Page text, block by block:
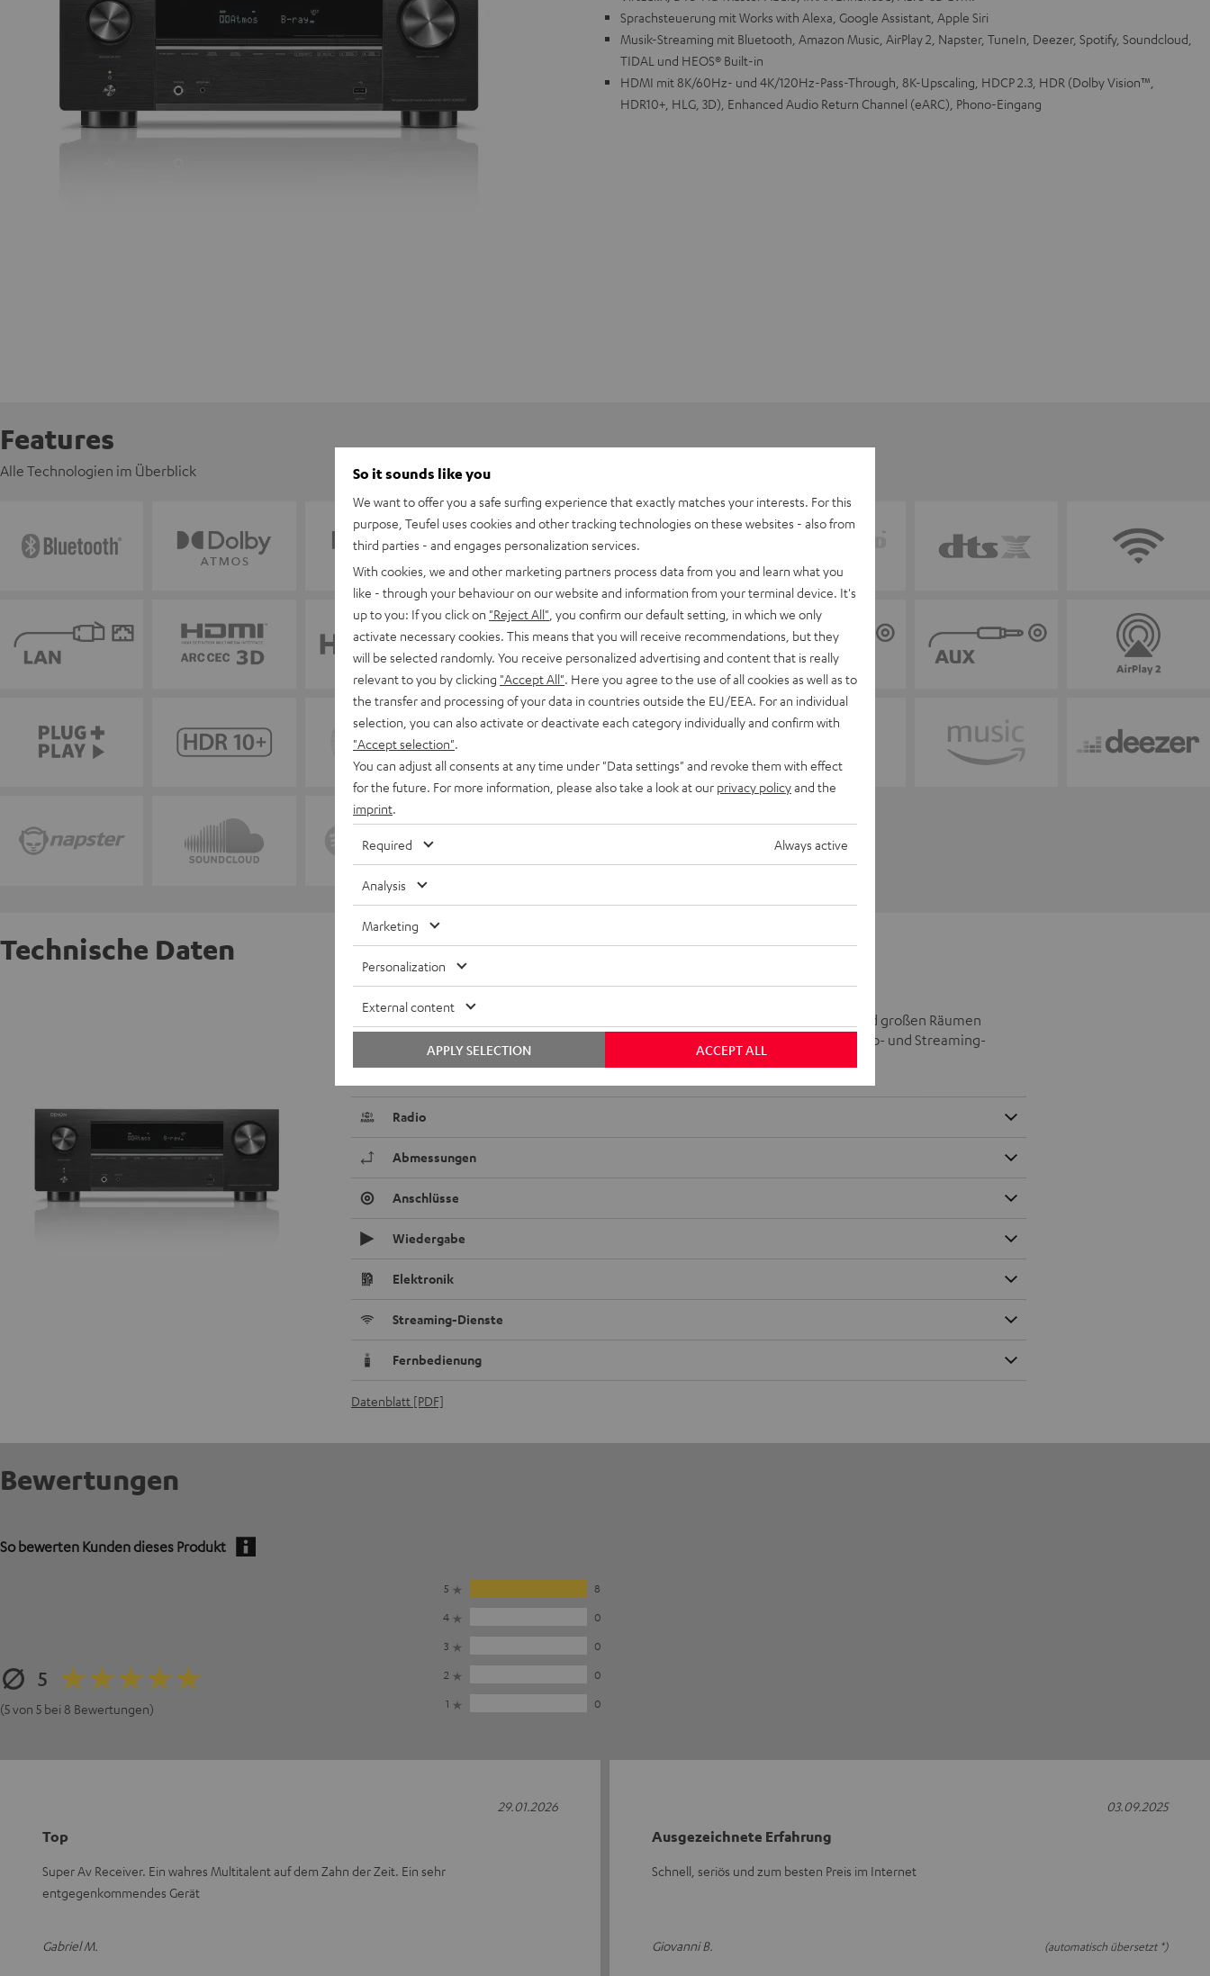
Sprachsteuerung mit Works with Alexa, Google Assistant, Apple Siri
Musik-Streaming mit Bluetooth, Amazon Music, AirPlay 2, Napster, TuneIn, Deezer, Spotify, Soundcloud,
TIDAL und HEOS® Built-in
HDMI mit 8K/60Hz- und 4K/120Hz-Pass-Through, 8K-Upscaling, HDCP 2.3, HDR (Dolby Vision™,
HDR10+, HLG, 3D), Enhanced Audio Return Channel (eARC), Phono-Eingang
Features
Alle Technologien im Überblick
Technische Daten
Der Denon AVC-X3800H ist dein AV-Receiver der Spitzenklasse. In mittelgroßen und großen Räumen
erlebst du echten, mitreißenden 3D-Sound und profitierst von umfangreichen Video- und Streaming-
Möglichkeiten.
Radio
Abmessungen
Anschlüsse
Wiedergabe
Elektronik
Streaming-Dienste
Fernbedienung
Datenblatt [PDF]
Bewertungen
So bewerten Kunden dieses Produkt
5
(5 von 5 bei 8 Bewertungen)
5
8
4
0
3
0
2
0
1
0
Top
Super Av Receiver. Ein wahres Multitalent auf dem Zahn der Zeit. Ein sehr
entgegenkommendes Gerät
Gabriel M.
29.01.2026
Ausgezeichnete Erfahrung
Schnell, seriös und zum besten Preis im Internet
Giovanni B. (automatisch übersetzt *)
03.09.2025
So it sounds like you
We want to offer you a safe surfing experience that exactly matches your interests. For this
purpose, Teufel uses cookies and other tracking technologies on these websites - also from
third parties - and engages personalization services.
With cookies, we and other marketing partners process data from you and learn what you
like - through your behaviour on our website and information from your terminal device. It's
up to you: If you click on "Reject All" , you confirm our default setting, in which we only
activate necessary cookies. This means that you will receive recommendations, but they
will be selected randomly. You receive personalized advertising and content that is really
relevant to you by clicking "Accept All" . Here you agree to the use of all cookies as well as to
the transfer and processing of your data in countries outside the EU/EEA. For an individual
selection, you can also activate or deactivate each category individually and confirm with
"Accept selection"
You can adjust all consents at any time under "Data settings" and revoke them with effect
for the future. For more information, please also take a look at our privacy policyand the
imprint
Required Always active
Analysis
Marketing
Personalization
External content
ACCEPT ALL
APPLY SELECTION